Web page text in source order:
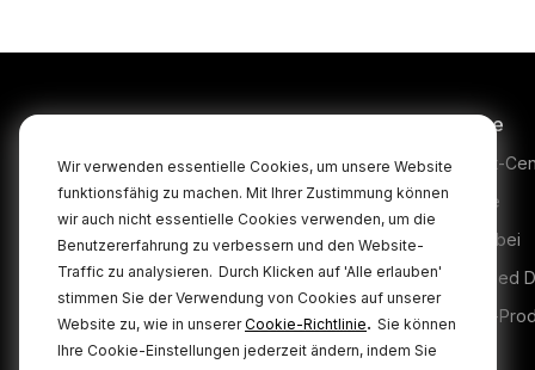
Wir verwenden essentielle Cookies, um unsere Website
funktionsfähig zu machen. Mit Ihrer Zustimmung können
wir auch nicht essentielle Cookies verwenden, um die
Benutzererfahrung zu verbessern und den Website-
Traffic zu analysieren. Durch Klicken auf 'Alle erlauben'
stimmen Sie der Verwendung von Cookies auf unserer
Website zu, wie in unsererCookie-Richtlinie. Sie können
Ihre Cookie-Einstellungen jederzeit ändern, indem Sie
Microphones
Headphones
Interfaces and Mixers
Accessories
Kits
Apparel
Service
Support-
Garantie
Kaufen bei
Authorised
Legacy-